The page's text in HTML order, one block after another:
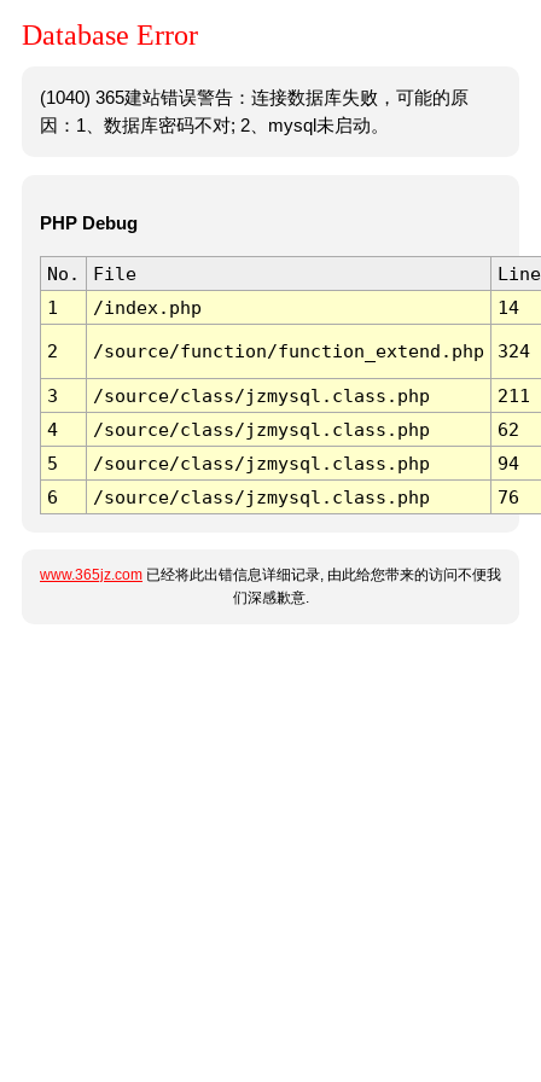
Database Error
(1040) 365建站错误警告：连接数据库失败，可能的原
因：1、数据库密码不对; 2、mysql未启动。
PHP Debug
No. File
Line
1
/index.php 14
2 /source/function/function_extend.php 324
3 /source/class/jzmysql.class.php
211
4
/source/class/jzmysql.class.php
62
5
/source/class/jzmysql.class.php
94
6
/source/class/jzmysql.class.php 76
www.365jz.com 已经将此出错信息详细记录, 由此给您带来的访问不便我
们深感歉意.